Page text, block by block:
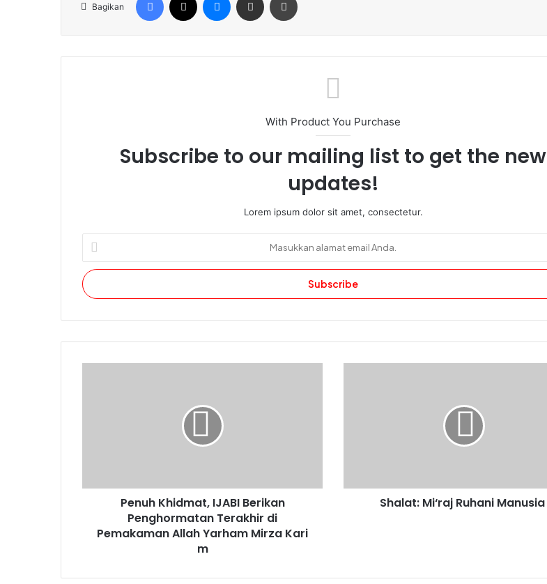
Bagikan
With Product You Purchase
Subscribe to our mailing list to get the new
updates!
Lorem ipsum dolor sit amet, consectetur.
alamat
email
Anda.
Pemakaman Allah Yarham Mirza Karim
Penuh Khidmat, IJABI Berikan
Penghormatan Terakhir di
Pemakaman Allah Yarham Mirza Kari
m
Shalat: Mi‘raj Ruhani Manusia